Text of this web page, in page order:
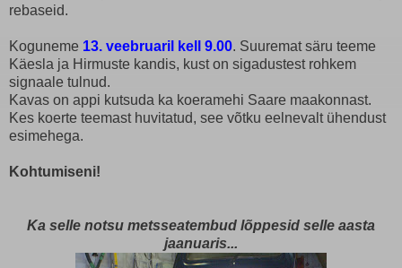
rebaseid.
Koguneme 13. veebruaril kell 9.00. Suuremat säru teeme
Käesla ja Hirmuste kandis, kust on sigadustest rohkem
signaale tulnud.
Kavas on appi kutsuda ka koeramehi Saare maakonnast.
Kes koerte teemast huvitatud, see võtku eelnevalt ühendust
esimehega.
Kohtumiseni!
Ka selle notsu metsseatembud lõppesid selle aasta
jaanuaris...